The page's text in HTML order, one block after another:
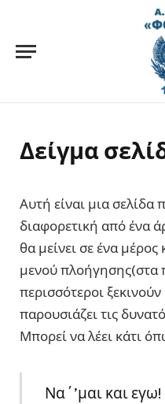
Δείγμα
Αυτή είναι μια σελίδα
διαφορετική από ένα
θα μείνει σε ένα μέρος
μενού πλοήγησης(στα
περισσότεροι
παρουσιάζει τις
Μπορεί να λέει κάτι
Να΄’μαι και